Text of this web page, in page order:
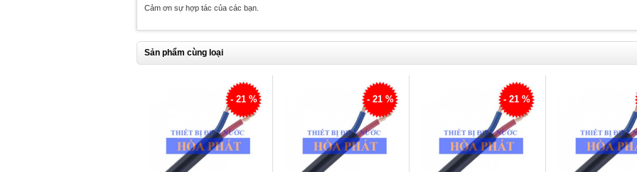
Cảm ơn sự hợp tác của các bạn.
Sản phẩm cùng loại
- 21 % - 21 % - 21 %